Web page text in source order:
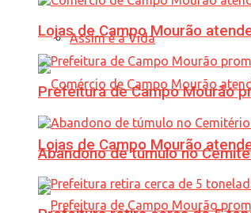
Assim é a Vida
Lojas de Campo Mourão
Lojas de Campo Mourão
Prefeitura de Campo Mourão
Abandono de túmulo no